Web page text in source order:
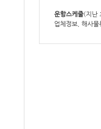
운항스케줄(지난
업체정보, 해사